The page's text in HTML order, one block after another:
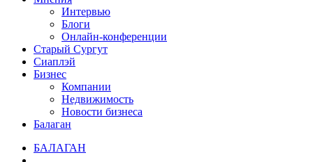
Интервью
Блоги
Онлайн-конференции
Старый Сургут
Сиаплэй
Бизнес
Компании
Недвижимость
Новости бизнеса
Балаган
БАЛАГАН